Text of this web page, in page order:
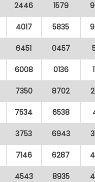
2446 1579
4017 5835
6451 0457
6008 0136
7350 8702
7534 6538
3753 6943
7146 6287
4543 8935